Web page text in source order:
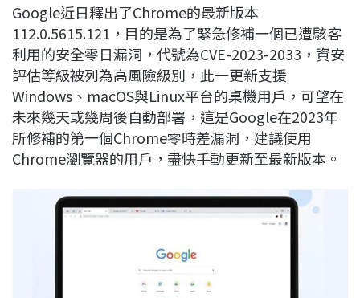
b
o
o
k
a
d
s
e
d
I
n
L
i
n
k
Google近日釋出了Chrome的最新版本
112.0.5615.121，目的是為了緊急修補一個已遭駭客
利用的安全零日漏洞，代號為CVE-2023-2033，資安
評估等級被列為高風險級別，此一更新支援
Windows、macOS與Linux平台的桌機用戶，可望在
未來幾天或幾周後自動部署，這是Google在2023年
所修補的第一個Chrome零時差漏洞，建議使用
Chrome瀏覽器的用戶，盡快手動更新至最新版本。